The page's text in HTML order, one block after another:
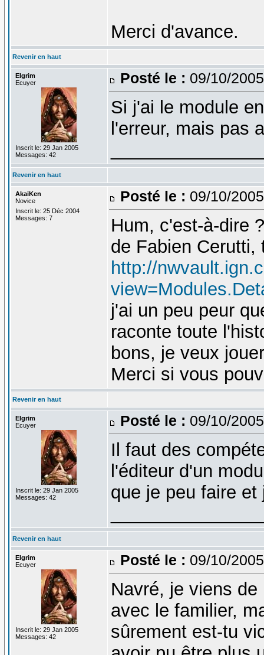
Merci d'avance.
Revenir en haut
Elgrim
Ecuyer
Inscrit le: 29 Jan 2005
Messages: 42
Posté le : 09/10/
Si j'ai le module
l'erreur, mais pas
Revenir en haut
AkaiKen
Novice
Inscrit le: 25 Déc 2004
Messages: 7
Posté le : 09/10/
Hum, c'est-à-dire
de Fabien Cerutti,
http://
j'ai un peu peur
raconte toute
bons, je veux
Merci si vous
Revenir en haut
Elgrim
Ecuyer
Inscrit le: 29 Jan 2005
Messages: 42
Posté le : 09/10/
Il faut des
l'éditeur d'un
que je peu faire
Revenir en haut
Elgrim
Ecuyer
Inscrit le: 29 Jan 2005
Messages: 42
Posté le : 09/10/
Navré, je viens
avec le familier,
sûrement est-tu